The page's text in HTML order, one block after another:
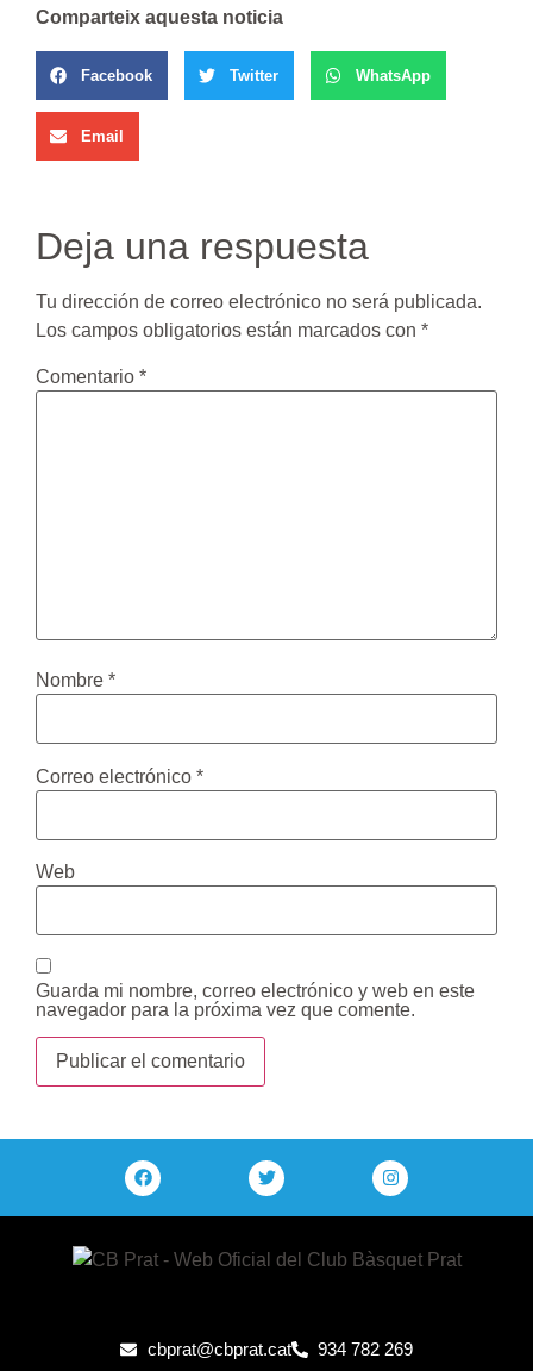
Comparteix aquesta noticia
Facebook Twitter WhatsApp
Email
Deja una respuesta
Tu dirección de correo electrónico no será publicada.
Los campos obligatorios están marcados con *
Comentario *
Nombre *
Correo electrónico *
Web
Guarda mi nombre, correo electrónico y web en este
navegador para la próxima vez que comente.
cbprat@cbprat.cat 934 782 269